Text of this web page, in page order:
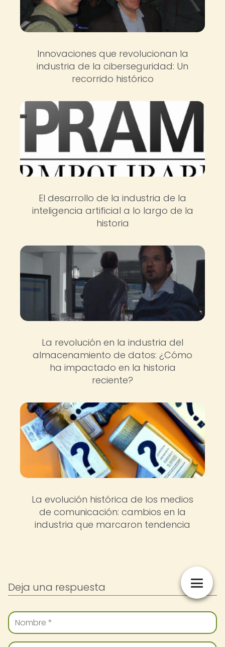
Innovaciones que revolucionan la
industria de la ciberseguridad: Un
recorrido histórico
El desarrollo de la industria de la
inteligencia artificial a lo largo de la
historia
La revolución en la industria del
almacenamiento de datos: ¿Cómo
ha impactado en la historia
reciente?
La evolución histórica de los medios
de comunicación: cambios en la
industria que marcaron tendencia
Deja una respuesta